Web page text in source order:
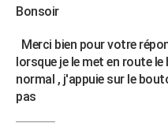
Bonsoir
Merci bien pour votre
lorsque je le met en route
normal , j'appuie sur le
pas